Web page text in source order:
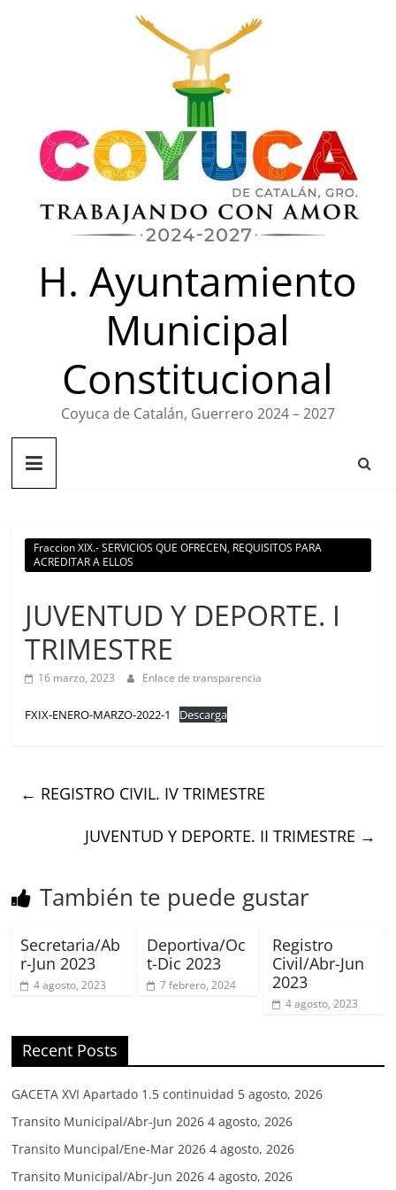
H. Ayuntamiento
Municipal
Constitucional
Coyuca de Catalán, Guerrero 2024 – 2027
Fraccion XIX.- SERVICIOS QUE OFRECEN, REQUISITOS PARA
ACREDITAR A ELLOS
JUVENTUD Y DEPORTE. I
TRIMESTRE
16 marzo, 2023 Enlace de transparencia
FXIX-ENERO-MARZO-2022-1 Descarga
← REGISTRO CIVIL. IV TRIMESTRE
JUVENTUD Y DEPORTE. II TRIMESTRE →
También te puede gustar
Secretaria/Ab
r-Jun 2023
4 agosto, 2023
Deportiva/Oc
t-Dic 2023
7 febrero, 2024
Registro
Civil/Abr-Jun
2023
4 agosto, 2023
Recent Posts
GACETA XVI Apartado 1.5 continuidad 5 agosto, 2026
Transito Municipal/Abr-Jun 2026 4 agosto, 2026
Transito Muncipal/Ene-Mar 2026 4 agosto, 2026
Transito Municipal/Abr-Jun 2026 4 agosto, 2026